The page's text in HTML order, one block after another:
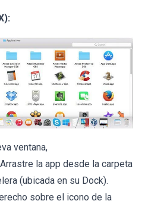
ventana,
la app desde la carpeta
(ubicada en su Dock).
sobre el icono de la